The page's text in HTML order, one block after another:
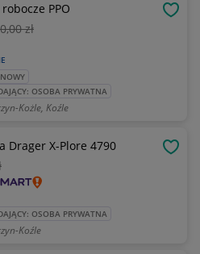
PPO
,00 zł
OSOBA PRYWATNA
Kożle, Koźle
Drager X-Plore 4790
OSOBA PRYWATNA
Koźle